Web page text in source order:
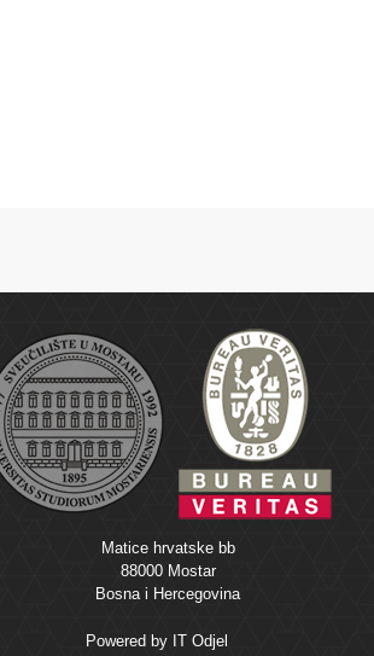
Matice hrvatske bb
88000 Mostar
Bosna i Hercegovina
Powered by IT Odjel